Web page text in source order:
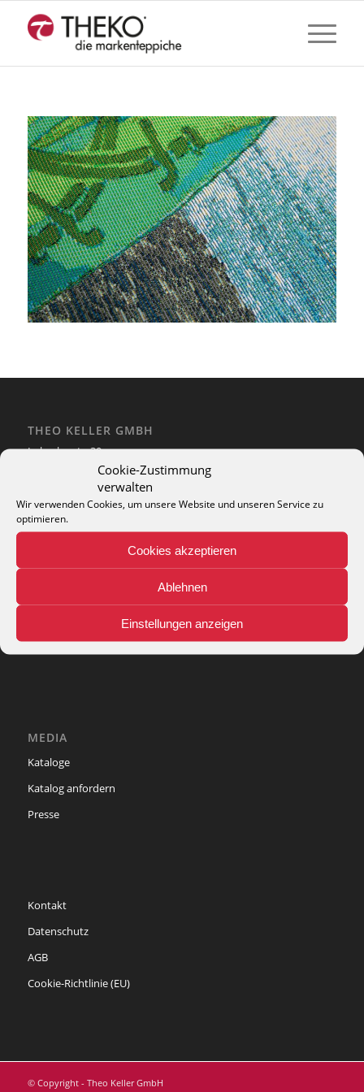
Cookie-Zustimmung
verwalten
Wir verwenden Cookies, um unsere Website und unseren Service zu
optimieren.
Cookies akzeptieren
Ablehnen
Einstellungen anzeigen
THEO KELLER GMBH
Lohackerstr. 30
44867 Bochum
phone: + 49 (2327) 3083 - 20
e-mail:info@theko-collection.com
Teppich-Lexikon
MEDIA
Kataloge
Katalog anfordern
Presse
Kontakt
Datenschutz
AGB
Cookie-Richtlinie (EU)
© Copyright - Theo Keller GmbH